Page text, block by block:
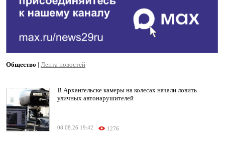
Общество | Лента новостей
В Архангельске камеры на колесах начали ловить
уличных автонарушителей
08.08.26 19:42 1276